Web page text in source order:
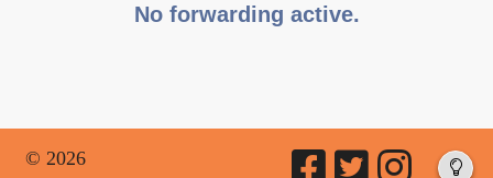
No forwarding active.
© 2026